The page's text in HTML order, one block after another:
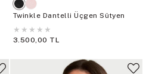
Twinkle Dantelli Üçgen Sütyen
★ ★ ★ ★ ★
3.500,00 TL